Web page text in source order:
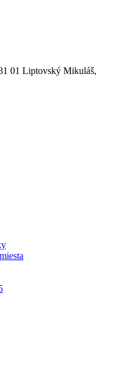
01 Liptovský Mikuláš,